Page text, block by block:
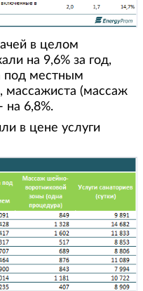
в целом
на 9,6% за год,
под местным
массажиста (массаж
на 6,8%.
в цене услуги